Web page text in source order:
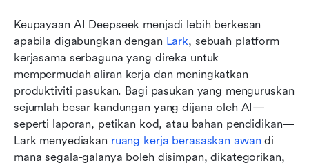
Keupayaan AI Deepseek menjadi lebih berkesan
apabila digabungkan dengan Lark, sebuah platform
kerjasama serbaguna yang direka untuk
mempermudah aliran kerja dan meningkatkan
produktiviti pasukan. Bagi pasukan yang menguruskan
sejumlah besar kandungan yang dijana oleh AI—
seperti laporan, petikan kod, atau bahan pendidikan—
Lark menyediakan ruang kerja berasaskan awan di
mana segala-galanya boleh disimpan, dikategorikan,